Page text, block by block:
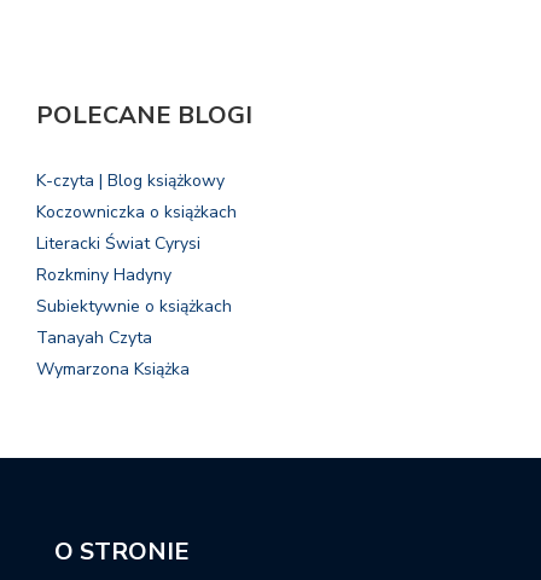
POLECANE BLOGI
K-czyta | Blog książkowy
Koczowniczka o książkach
Literacki Świat Cyrysi
Rozkminy Hadyny
Subiektywnie o książkach
Tanayah Czyta
Wymarzona Książka
O STRONIE